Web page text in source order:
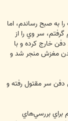
به صبح رساندم، اما
سر وي را از
خارج كرده و با
مغزش منجر شد و
دفن سر مقتول رفته و
براي بررسي‌هاي